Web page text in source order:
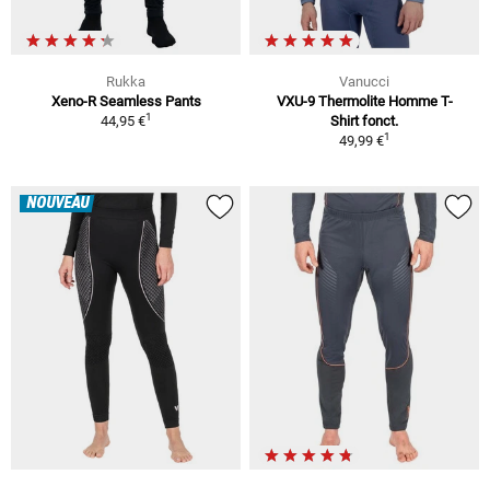
Rukka
Xeno-R Seamless Pants
44,95 €1
Vanucci
VXU-9 Thermolite Homme T-
Shirt fonct.
49,99 €1
NOUVEAU